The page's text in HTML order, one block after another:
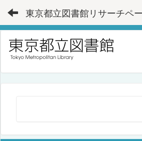
東京都立図書館リサーチペ